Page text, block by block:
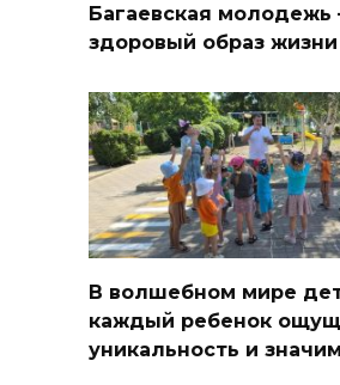
Багаевская молодежь
здоровый образ жизни
В волшебном мире
каждый ребенок
уникальность и